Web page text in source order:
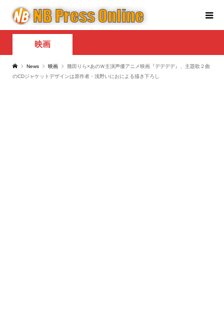
映画
News 映画
幾田りら×あのＷ主演声優アニメ映画『デデデデ』、主題歌２曲
のCDジャケットデザインは原作者・浅野いにおによる描き下ろし